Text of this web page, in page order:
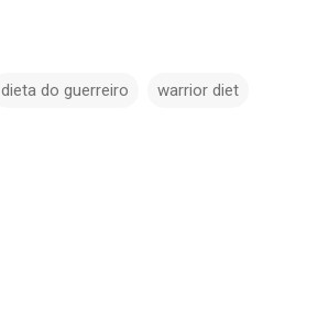
dieta do guerreiro warrior diet